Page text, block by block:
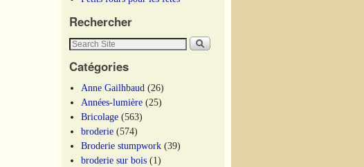
Rechercher
Catégories
Anne Gailhbaud (26)
Années-lumière (25)
Bricolage (563)
broderie (574)
Broderie stumpwork (39)
broderie sur bois (1)